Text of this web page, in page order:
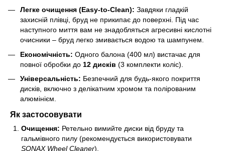
Легке очищення (Easy-to-Clean): Завдяки гладкій
захисній плівці, бруд не прикипає до поверхні. Під час
наступного миття вам не знадобляться агресивні кислотні
очисники – бруд легко змивається водою та шампунем.
Економічність: Одного балона (400 мл) вистачає для
повної обробки до 12 дисків (3 комплекти коліс).
Універсальність: Безпечний для будь-якого покриття
дисків, включно з делікатним хромом та полірованим
алюмінієм.
Як застосовувати
Очищення: Ретельно вимийте диски від бруду та
гальмівного пилу (рекомендується використовувати
SONAX Wheel Cleaner).